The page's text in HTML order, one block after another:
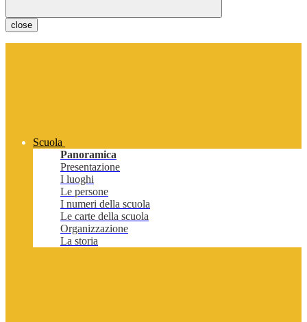
close
Scuola
Panoramica
Presentazione
I luoghi
Le persone
I numeri della scuola
Le carte della scuola
Organizzazione
La storia